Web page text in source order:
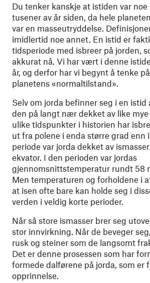
Du tenker kanskje at istiden var
tusener av år siden, da hele
var en masseutryddelse.
imidlertid noe annet. En istid er
tidsperiode med isbreer på jorden,
akkurat nå. Vi har vært i denne
år, og derfor har vi begynt å tenke
planetens «normaltilstand».
Selv om jorda befinner seg i en istid
den på langt nær dekket av like mye
ulike tidspunkter i historien har
ut fra polene i enda større grad enn
periode var jorda dekket av
ekvator. I den perioden var jordas
gjennomsnittstemperatur rundt 58
Men temperaturen og forholdene i
at isen ofte bare kan holde seg i
verden i veldig korte perioder.
Når så store ismasser brer seg
stor innvirkning. Når de beveger
rusk og steiner som de langsomt
Det er denne prosessen som har
formede dalførene på jorda, som er
opprinnelse.